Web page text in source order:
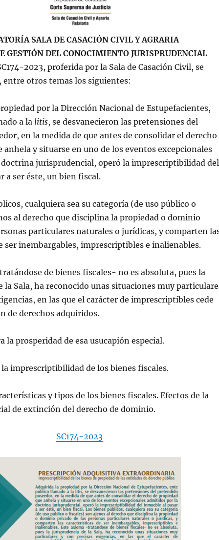
SALA DE CASACIÓN CIVIL Y AGRARIA
GESTIÓN DEL CONOCIMIENTO JURISPRUDENCIAL
2023, proferida por la Sala de Casación Civil, se
otros temas los siguientes:
por la Dirección Nacional de Estupefacientes,
a la litis, se desvanecieron las pretensiones del
en la medida de que antes de consolidar el derecho
anhela y situarse en uno de los eventos excepcionales
jurisprudencial, operó la imprescriptibilidad del
a ser éste, un bien fiscal.
cualquiera sea su categoría (de uso público o
al derecho que disciplina la propiedad o dominio
particulares naturales o jurídicas, y comparten
ser inembargables, imprescriptibles e inalienables.
de bienes fiscales- no es absoluta, pues la
la Sala, ha reconocido unas situaciones muy
en las que el carácter de imprescriptibles cede
de derechos adquiridos.
la prosperidad de esa usucapión especial.
la imprescriptibilidad de los bienes fiscales.
y tipos de los bienes fiscales. Efectos de la
de extinción del derecho de dominio.
SC174-2023